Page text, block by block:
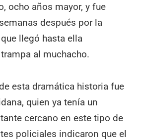
ocho años mayor, y fue
después por la
llegó hasta ella
al muchacho.
esta dramática historia fue
quien ya tenía un
cercano en este tipo de
policiales indicaron que el